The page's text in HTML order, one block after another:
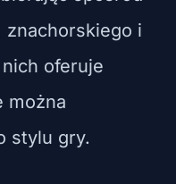
i
oferuje
można
stylu gry.